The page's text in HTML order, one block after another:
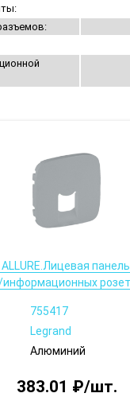
755417
Legrand
Алюминий
383.01 ₽/шт.